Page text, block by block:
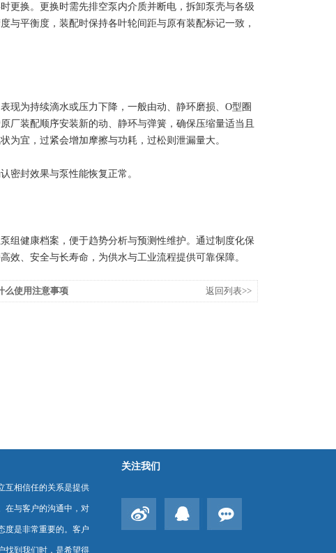
更换。更换时需先排空泵内介质并断电，拆卸泵壳与各级
与平衡度，装配时保持各叶轮间距与原有装配标记一致，
为持续滴水或压力下降，一般由动、静环磨损、O型圈
厂装配顺序安装新的动、静环与弹簧，确保压缩量适当且
为宜，过紧会增加摩擦与功耗，过松则泄漏量大。
封效果与泵性能恢复正常。
健康档案，便于趋势分析与预测性维护。通过制度化保
效、安全与长寿命，为供水与工业流程提供可靠保障。
么使用注意事项 返回列表>>
互相信任的关系是提供
在与客户的沟通中，对
度是非常重要的。客户
找到我们时，是希望得
关注我们